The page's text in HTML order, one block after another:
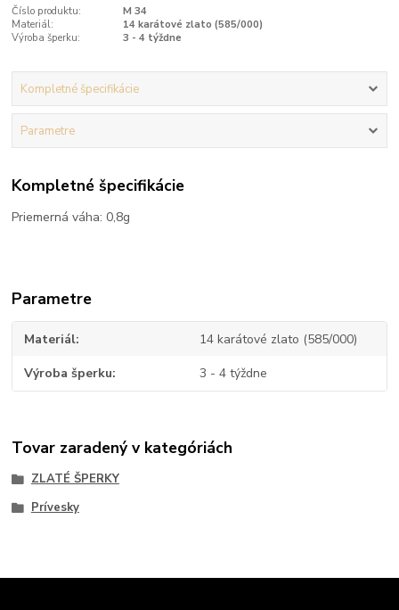
Číslo produktu:
M 34
Materiál:
14 karátové zlato (585/000)
Výroba šperku:
3 - 4 týždne
Kompletné špecifikácie
Parametre
Kompletné špecifikácie
Priemerná váha: 0,8g
Parametre
Materiál 14 karátové zlato (585/000)
Výroba šperku 3 - 4 týždne
Tovar zaradený v kategóriách
ZLATÉ ŠPERKY
Prívesky